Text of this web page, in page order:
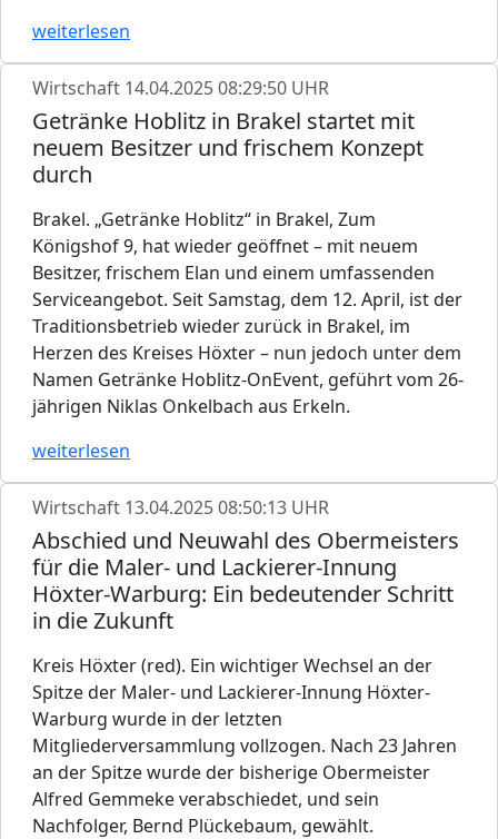
weiterlesen
Wirtschaft 14.04.2025 08:29:50 UHR
Getränke Hoblitz in Brakel startet mit
neuem Besitzer und frischem Konzept
durch
Brakel. „Getränke Hoblitz“ in Brakel, Zum
Königshof 9, hat wieder geöffnet – mit neuem
Besitzer, frischem Elan und einem umfassenden
Serviceangebot. Seit Samstag, dem 12. April, ist der
Traditionsbetrieb wieder zurück in Brakel, im
Herzen des Kreises Höxter – nun jedoch unter dem
Namen Getränke Hoblitz-OnEvent, geführt vom 26-
jährigen Niklas Onkelbach aus Erkeln.
weiterlesen
Wirtschaft 13.04.2025 08:50:13 UHR
Abschied und Neuwahl des Obermeisters
für die Maler- und Lackierer-Innung
Höxter-Warburg: Ein bedeutender Schritt
in die Zukunft
Kreis Höxter (red). Ein wichtiger Wechsel an der
Spitze der Maler- und Lackierer-Innung Höxter-
Warburg wurde in der letzten
Mitgliederversammlung vollzogen. Nach 23 Jahren
an der Spitze wurde der bisherige Obermeister
Alfred Gemmeke verabschiedet, und sein
Nachfolger, Bernd Plückebaum, gewählt.